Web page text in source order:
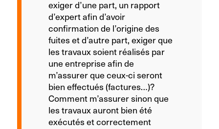
exiger d’une part, un rapport
d’expert afin d’avoir
confirmation de l’origine des
fuites et d’autre part, exiger que
les travaux soient réalisés par
une entreprise afin de
m’assurer que ceux-ci seront
bien effectués (factures…)?
Comment m’assurer sinon que
les travaux auront bien été
exécutés et correctement